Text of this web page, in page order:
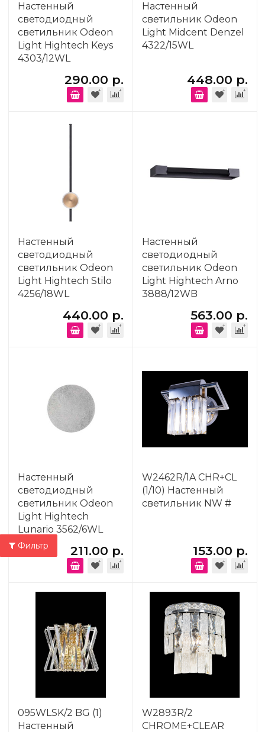
Настенный
светодиодный
светильник Odeon
Light Hightech Keys
4303/12WL
290.00 р.
Настенный
светильник Odeon
Light Midcent Denzel
4322/15WL
448.00 р.
Настенный
светодиодный
светильник Odeon
Light Hightech Stilo
4256/18WL
440.00 р.
Настенный
светодиодный
светильник Odeon
Light Hightech Arno
3888/12WB
563.00 р.
Настенный
светодиодный
светильник Odeon
Light Hightech
Lunario 3562/6WL
211.00 р.
W2462R/1A CHR+CL
(1/10) Настенный
светильник NW #
153.00 р.
095WLSK/2 BG (1)
Настенный
W2893R/2
CHROME+CLEAR
Фильтр